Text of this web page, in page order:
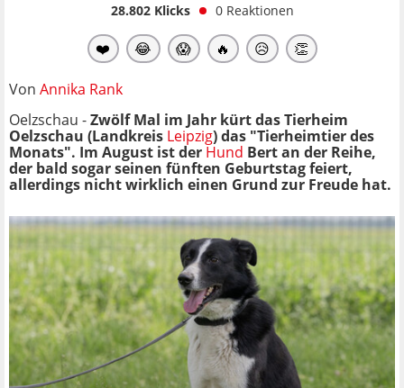
28.802Klicks 0 Reaktionen
❤️ 😂 😱 🔥 😥 👏
Von Annika Rank
Oelzschau -Zwölf Mal im Jahr kürt das Tierheim
Oelzschau (Landkreis Leipzig) das "Tierheimtier des
Monats". Im August ist der Hund Bert an der Reihe,
der bald sogar seinen fünften Geburtstag feiert,
allerdings nicht wirklich einen Grund zur Freude hat.